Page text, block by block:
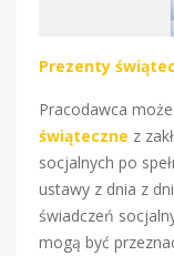
Prezenty
Pracodawca
świąteczne z
socjalnych po
ustawy z dnia z
świadczeń
mogą być